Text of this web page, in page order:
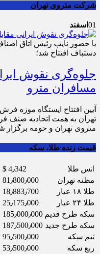
شرکت متروی تهران
01 اسفند
با حضور نایب رئیس اتاق
دستباف افتتاح شد؛
جلوه‌گری نقوش
مسافران مترو
آیین افتتاح ایستگاه موزه
تهران به همت اتحادیه
متروی تهران و حومه برگزار
قیمت زنده طلا، سکه
انس طلا $ 4٫342
مظنه تهران
81٫800٫000
طلا ۱۸ عیار
18٫883٫700
طلا ۲۴ عیار
25٫175٫000
سکه طرح قدیم 185٫000٫000
سکه طرح جدید 187٫500٫000
نیم سکه
95٫500٫000
ربع سکه
53٫500٫000